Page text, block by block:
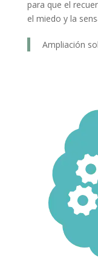
para que el
el miedo y la
Ampliación